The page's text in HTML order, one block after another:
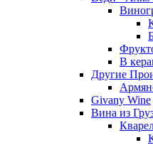
В
Другие
Givany Wine
Вина из